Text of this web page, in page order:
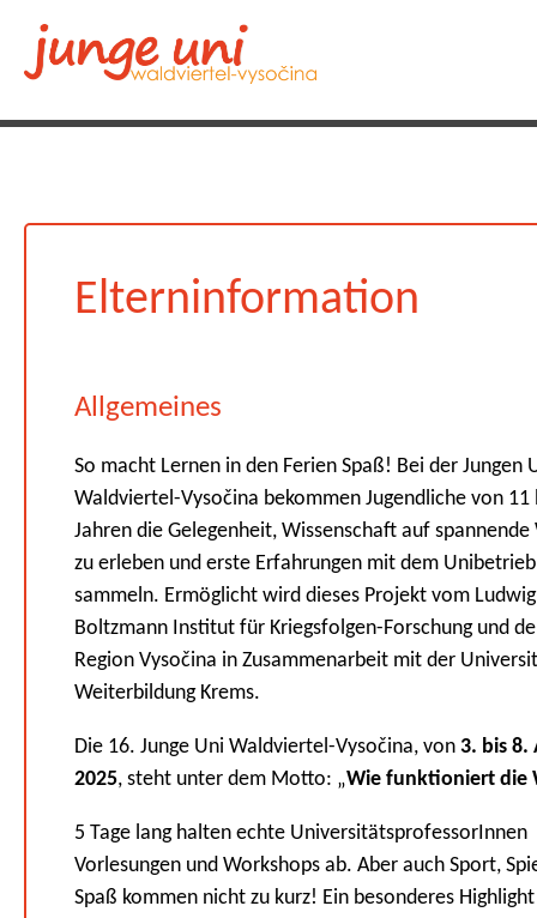
Elterninformation
Allgemeines
So macht Lernen in den Ferien Spaß! Bei der Jungen
Waldviertel-Vysočina bekommen Jugendliche von 11
Jahren die Gelegenheit, Wissenschaft auf spannende
zu erleben und erste Erfahrungen mit dem
sammeln. Ermöglicht wird dieses Projekt vom Ludwig
Boltzmann Institut für Kriegsfolgen-Forschung und
Region Vysočina in Zusammenarbeit mit der
Weiterbildung Krems.
Die 16. Junge Uni Waldviertel-Vysočina, von 3. bis 8.
2025, steht unter dem Motto: „Wie funktioniert die
5 Tage lang halten echte UniversitätsprofessorInnen
Vorlesungen und Workshops ab. Aber auch Sport,
Spaß kommen nicht zu kurz! Ein besonderes